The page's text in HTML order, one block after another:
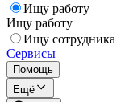
Ищу работу
Ищу работу
Ищу сотрудника
Сервисы
Помощь
Ещё